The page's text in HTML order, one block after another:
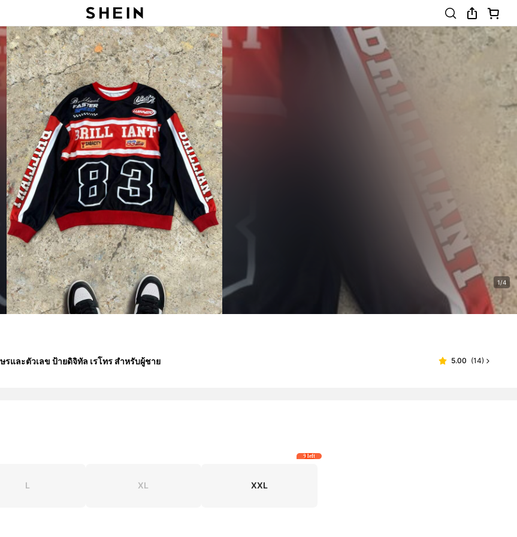
1/4
และตัวเลข ป้ายดิจิทัล เรโทร สำหรับผู้ชาย 5.00 (14)
L XL XXL
9 left